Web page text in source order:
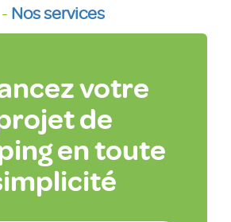
- Nos services
votre
de
en toute